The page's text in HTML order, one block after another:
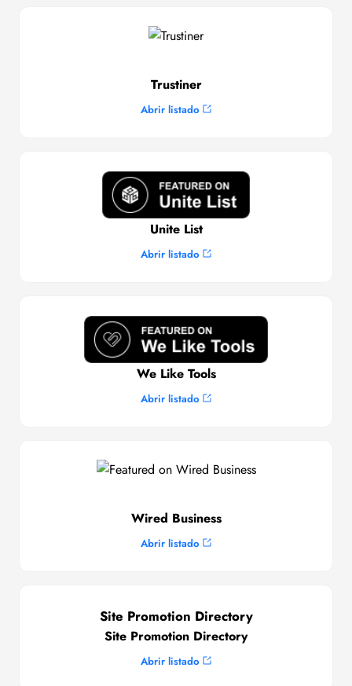
Trustiner
Abrir listado
Unite List
Abrir listado
We Like Tools
Abrir listado
Wired Business
Abrir listado
Site Promotion Directory
Site Promotion Directory
Abrir listado